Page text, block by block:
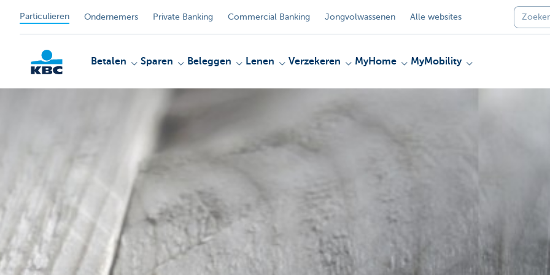
Particulieren Ondernemers Private Banking Commercial Banking Jongvolwassenen Alle websites
Betalen Sparen Beleggen Lenen Verzekeren MyHome MyMobility